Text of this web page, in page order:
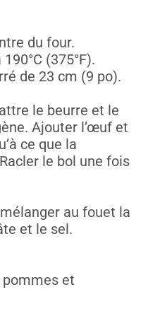
du four.
(375°F).
de 23 cm (9 po).
le beurre et le
Ajouter l’œuf et
ce que la
le bol une fois
au fouet la
et le sel.
et